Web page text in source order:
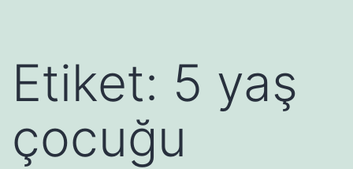
Etiket: 5 yaş
çocuğu